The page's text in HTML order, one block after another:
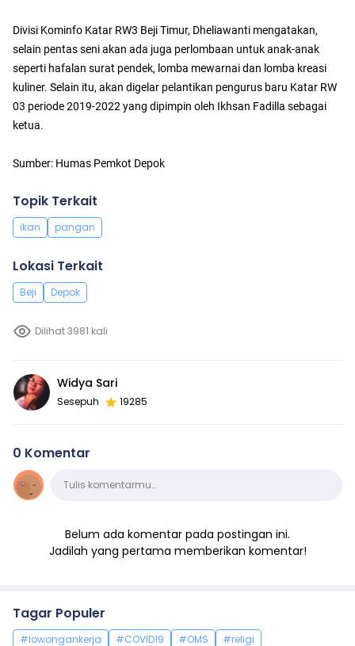
Divisi Kominfo Katar RW3 Beji Timur, Dheliawanti mengatakan,
selain pentas seni akan ada juga perlombaan untuk anak-anak
seperti hafalan surat pendek, lomba mewarnai dan lomba kreasi
kuliner. Selain itu, akan digelar pelantikan pengurus baru Katar RW
03 periode 2019-2022 yang dipimpin oleh Ikhsan Fadilla sebagai
ketua.
Sumber: Humas Pemkot Depok
Topik Terkait
ikan pangan
Lokasi Terkait
Beji Depok
Dilihat 3981 kali
Widya Sari
Sesepuh 19285
0 Komentar
KomentarTulis komentarmu…
Belum ada komentar pada postingan ini.
Jadilah yang pertama memberikan komentar!
Tagar Populer
#lowongankerja #COVID19 #OMS #religi